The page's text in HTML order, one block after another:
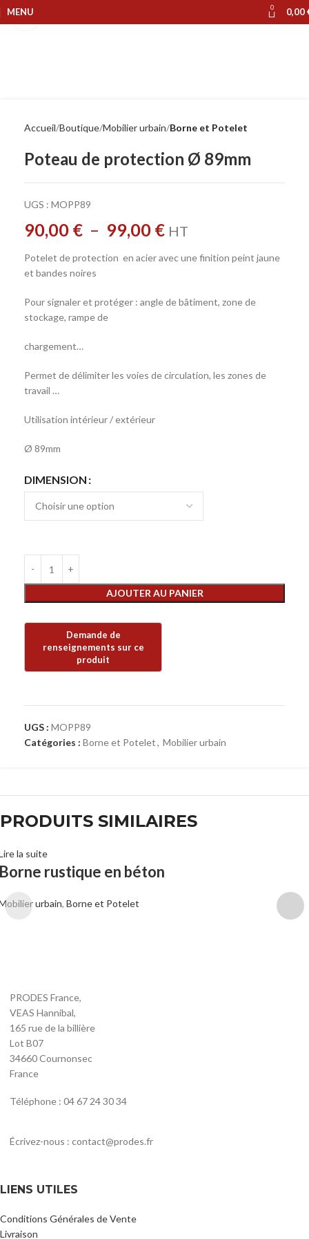
MENU 0 0,00
Accueil Boutique Mobilier urbain Borne et Potelet
Poteau de protection Ø 89mm
UGS : MOPP89
90,00 € – 99,00 € HT
Potelet de protection en acier avec une finition peint jaune
et bandes noires
Pour signaler et protéger : angle de bâtiment, zone de
stockage, rampe de
chargement…
Permet de délimiter les voies de circulation, les zones de
travail …
Utilisation intérieur / extérieur
Ø 89mm
DIMENSION
AJOUTER AU PANIER
UGS : MOPP89
Catégories : Borne et Potelet, Mobilier urbain
PRODUITS SIMILAIRES
la suite
rustique en béton
urbain,Borne et Potelet
PRODES France,
VEAS Hannibal,
165 rue de la billière
Lot B07
34660 Cournonsec
France
Téléphone : 04 67 24 30 34
Écrivez-nous : contact@prodes.fr
LIENS UTILES
Conditions Générales de Vente
Livraison